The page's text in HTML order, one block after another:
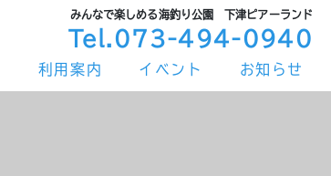
みんなで楽しめる海釣り公園 下津ピアーランド
Tel.073-494-0940
利用案内 イベント お知らせ